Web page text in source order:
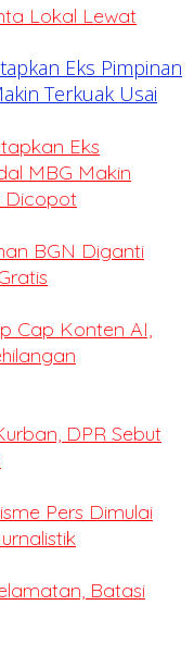
Lokal Lewat
Eks
MBG Makin
Dicopot
BGN Diganti
Cap Konten AI,
DPR Sebut
Pers Dimulai
Batasi